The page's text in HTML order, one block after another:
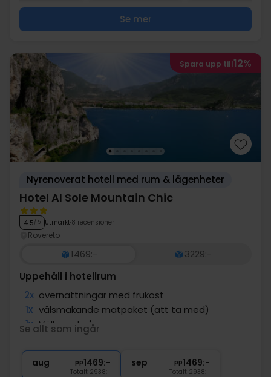
Se mer
Spara upp till12%
Nyrenoverat hotell med rum & lägenheter
Hotel Al Sole Mountain Chic
4.5/ 5 Utmärkt 8 recensioner
Rovereto
1469:-
3229:-
Uppehåll i hotellrum
2x övernattningar med frukost
1x välsmakande matpaket (att ta med)
1x Välkomstgåva
Trentino gästkort
∞ Gratis parkering
Se allt som ingår
aug pp1469:-
Totalt 2938:-
sep pp1469:-
Totalt 2938:-